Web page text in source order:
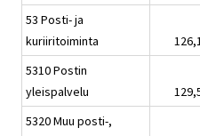
53 Posti- ja
kuriiritoiminta
5310 Postin
yleispalvelu
5320 Muu posti-,